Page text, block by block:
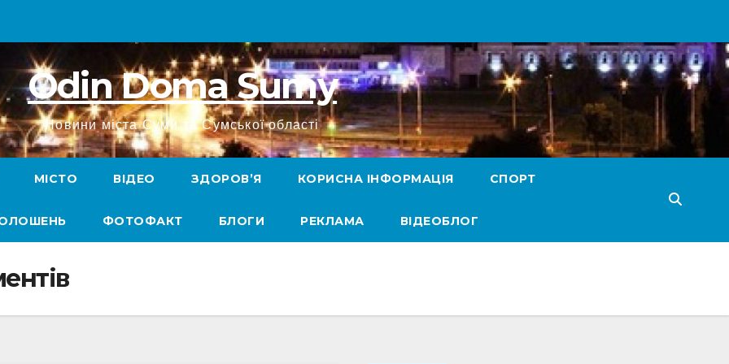
Odin Doma Sumy
Новини міста Суми та Сумської області
МІСТО ВІДЕО ЗДОРОВ’Я КОРИСНА ІНФОРМАЦІЯ СПОРТ
ФОТОФАКТ БЛОГИ РЕКЛАМА ВІДЕОБЛОГ